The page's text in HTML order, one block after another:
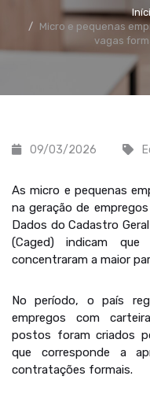
Micro e pequenas
vagas
09/03/2026
As micro e pequenas
na geração de
Dados do Cadastro
(Caged) indicam
concentraram a maior
No período, o país
empregos com
postos foram criados
que corresponde a
contratações formais.